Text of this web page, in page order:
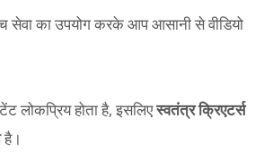
सेवा का उपयोग करके आप आसानी से वीडियो
लोकप्रिय होता है, इसलिएस्वतंत्र क्रिएटर्स
है।